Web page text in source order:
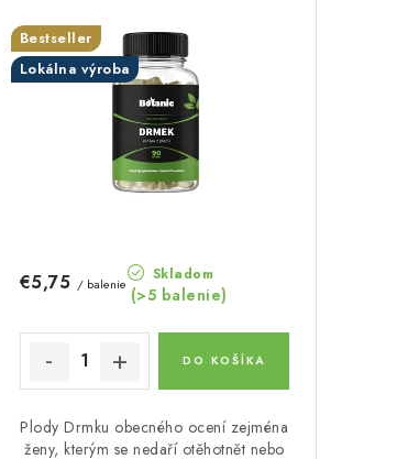
Bestseller
Lokálna výroba
Skladom
(>5 balenie)
€5,75 / balenie
DO KOŠÍKA
Plody Drmku obecného ocení zejména
ženy, kterým se nedaří otěhotnět nebo